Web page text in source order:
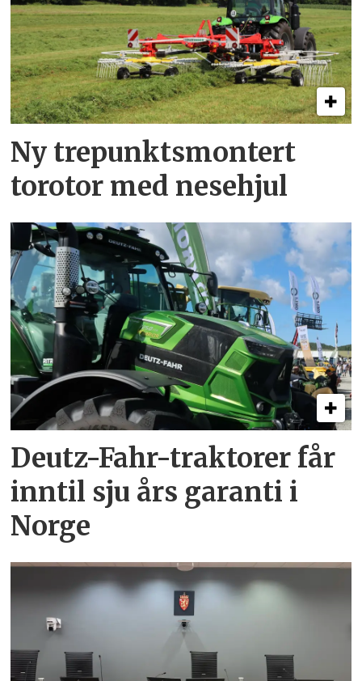
Ny trepunkts­montert
torotor med nesehjul
Deutz-Fahr-traktorer får
inntil sju års garanti i
Norge